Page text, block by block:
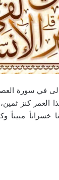
في سورة
العمر كنز
خسراناً مبيناً